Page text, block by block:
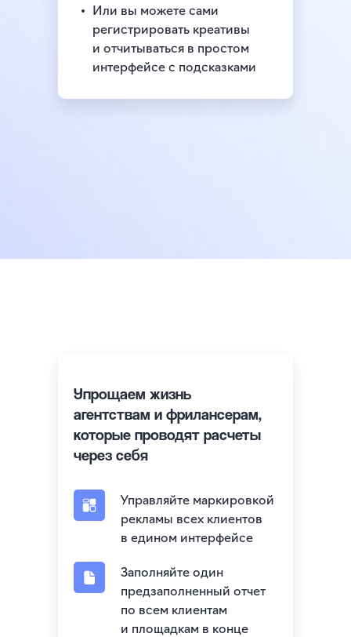
Или вы можете сами
регистрировать креативы
и отчитываться в простом
интерфейсе с подсказками
Упрощаем жизнь
агентствам и фрилансерам,
которые проводят расчеты
через себя
Управляйте маркировкой
рекламы всех клиентов
в едином интерфейсе
Заполняйте один
предзаполненный отчет
по всем клиентам
и площадкам в конце